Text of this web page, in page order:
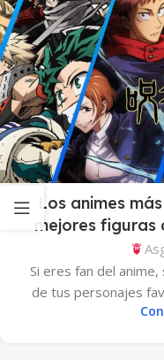
Los animes
mejores figuras
Si eres fan del
de tus personajes